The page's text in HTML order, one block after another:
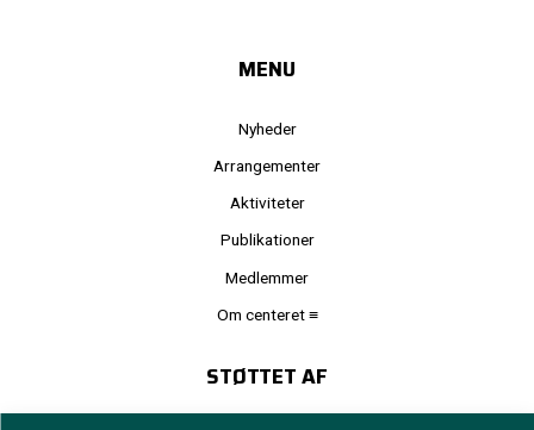
MENU
Nyheder
Arrangementer
Aktiviteter
Publikationer
Medlemmer
Om centeret ≡
STØTTET AF